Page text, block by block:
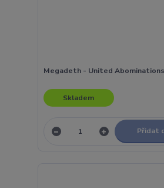
Megadeth - United
Skladem
Přidat